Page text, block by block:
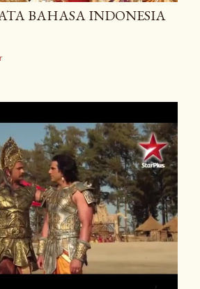
BAHASA INDONESIA